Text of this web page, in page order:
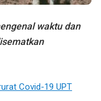
waktu dan